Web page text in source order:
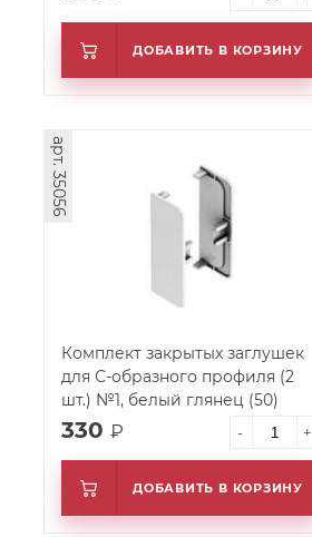
ДОБАВИТЬ В КОРЗИНУ
Комплект закрытых заглушек
для С-образного профиля (2
шт.) №1, белый глянец (50)
арт. 35056
330 ₽ - +
ДОБАВИТЬ В КОРЗИНУ